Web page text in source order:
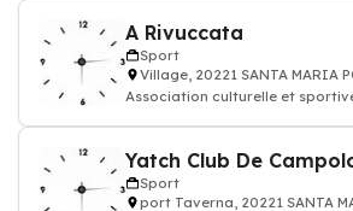
A Rivuccata
Sport
Village, 20221 SANTA MARIA
Association culturelle et
Yatch Club De
Sport
port Taverna, 20221 SANTA